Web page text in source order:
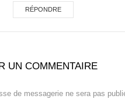
RÉPONDRE
UN COMMENTAIRE
de messagerie ne sera pas